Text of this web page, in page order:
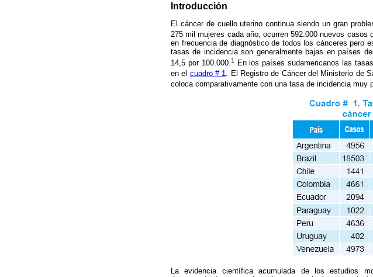
Introducción
El cáncer de cuello uterino continua siendo un gran
275 mil mujeres cada año, ocurren 592.000 nuevos
en frecuencia de diagnóstico de todos los cánceres pero
tasas de incidencia son generalmente bajas en países
14,5 por 100.000. 1En los países sudamericanos las
en el cuadro # 1. El Registro de Cáncer del Ministerio de
coloca comparativamente con una tasa de incidencia muy
La evidencia científica acumulada de los estudios